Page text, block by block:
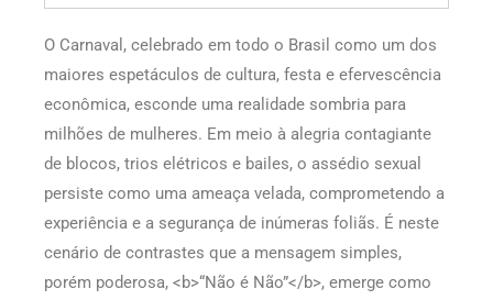
O Carnaval, celebrado em todo o Brasil como um dos
maiores espetáculos de cultura, festa e efervescência
econômica, esconde uma realidade sombria para
milhões de mulheres. Em meio à alegria contagiante
de blocos, trios elétricos e bailes, o assédio sexual
persiste como uma ameaça velada, comprometendo a
experiência e a segurança de inúmeras foliãs. É neste
cenário de contrastes que a mensagem simples,
porém poderosa, <b>“Não é Não”</b>, emerge como